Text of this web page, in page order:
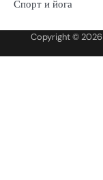
Спорт и йога
Copyright © 2026